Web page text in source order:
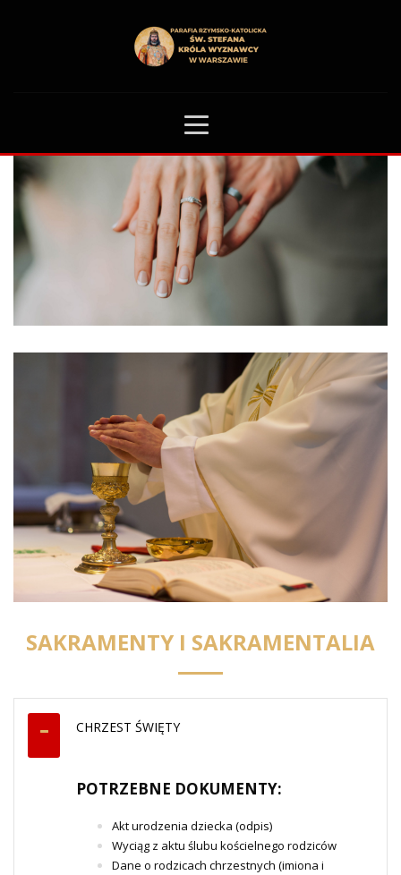
SAKRAMENTY I SAKRAMENTALIA
CHRZEST ŚWIĘTY
POTRZEBNE DOKUMENTY:
Akt urodzenia dziecka (odpis)
Wyciąg z aktu ślubu kościelnego rodziców
Dane o rodzicach chrzestnych (imiona i